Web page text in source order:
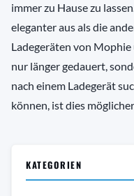
immer zu Hause zu
eleganter aus als die
Ladegeräten von
nur länger gedauert,
nach einem Ladegerät
können, ist dies
KATEGORIEN